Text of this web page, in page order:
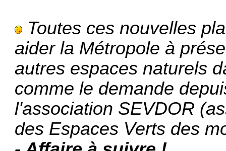
Toutes ces nouvelles
aider la Métropole à
autres espaces naturels
comme le demande
l'association SEVDOR
des Espaces Verts des